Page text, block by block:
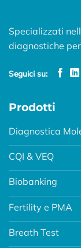
Specializzati
diagnostiche
Seguici su:
Prodotti
Diagnostica
CQI & VEQ
Biobanking
Fertility e PMA
Breath Test